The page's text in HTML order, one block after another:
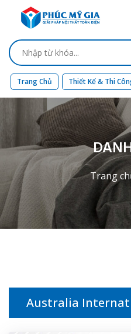
Trang Chủ Thiết Kế & Thi
Trang
Australia